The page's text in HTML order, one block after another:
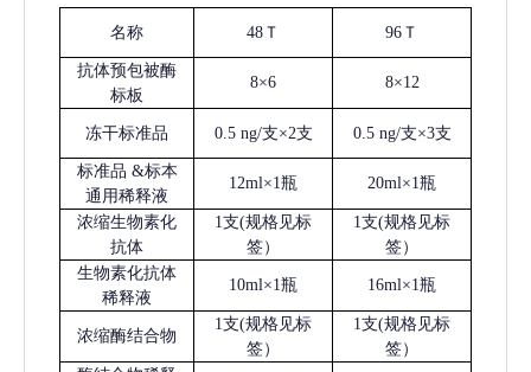
名称 48Ｔ 96Ｔ
抗体预包被酶
标板
8×6 8×12
冻干标准品 0.5 ng/支×2支 0.5 ng/支×3支
标准品 &标本
通用稀释液
12ml×1瓶 20ml×1瓶
浓缩生物素化
抗体
1支(规格见标
签）
1支(规格见标
签）
生物素化抗体
稀释液
10ml×1瓶 16ml×1瓶
浓缩酶结合物
1支(规格见标
签）
1支(规格见标
签）